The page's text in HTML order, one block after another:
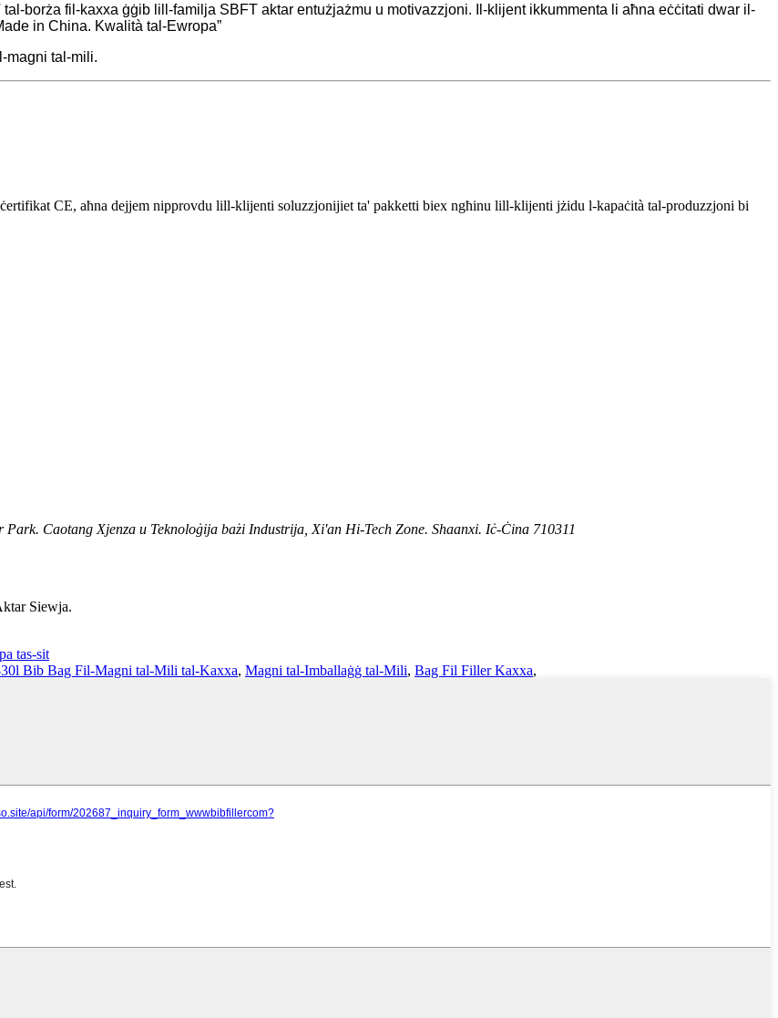
borża fil-kaxxa ġġib lill-familja SBFT aktar entużjażmu u motivazzjoni. Il-klijent ikkummenta li aħna eċċitati dwar il-
in China. Kwalità tal-Ewropa”
magni tal-mili.
CE, aħna dejjem nipprovdu lill-klijenti soluzzjonijiet ta' pakketti biex ngħinu lill-klijenti jżidu l-kapaċità tal-produzzjoni bi
Caotang Xjenza u Teknoloġija bażi Industrija, Xi'an Hi-Tech Zone. Shaanxi. Iċ-Ċina 710311
Siewja.
tas-sit
Bib Bag Fil-Magni tal-Mili tal-Kaxxa, Magni tal-Imballaġġ tal-Mili, Bag Fil Filler Kaxxa,